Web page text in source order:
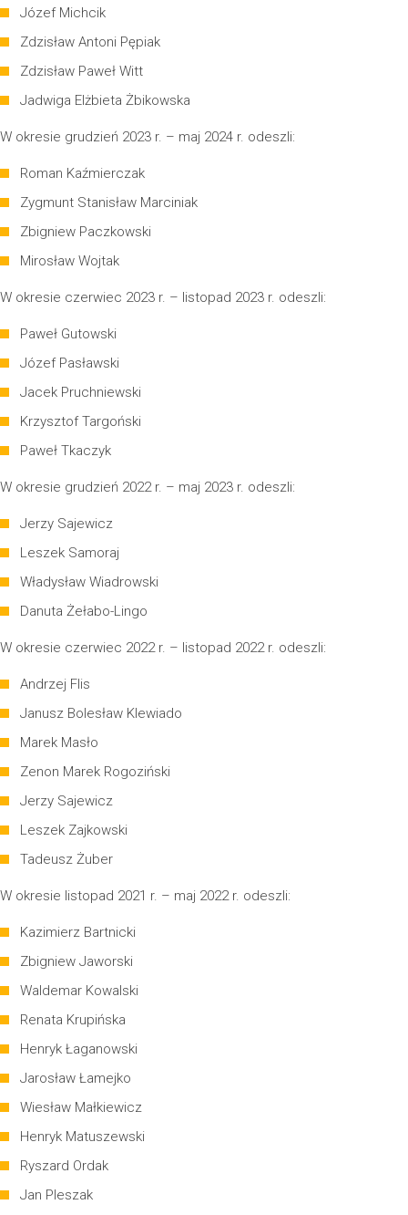
Józef Michcik
Zdzisław Antoni Pępiak
Zdzisław Paweł Witt
Jadwiga Elżbieta Żbikowska
W okresie grudzień 2023 r. – maj 2024 r. odeszli:
Roman Kaźmierczak
Zygmunt Stanisław Marciniak
Zbigniew Paczkowski
Mirosław Wojtak
W okresie czerwiec 2023 r. – listopad 2023 r. odeszli:
Paweł Gutowski
Józef Pasławski
Jacek Pruchniewski
Krzysztof Targoński
Paweł Tkaczyk
W okresie grudzień 2022 r. – maj 2023 r. odeszli:
Jerzy Sajewicz
Leszek Samoraj
Władysław Wiadrowski
Danuta Żełabo-Lingo
W okresie czerwiec 2022 r. – listopad 2022 r. odeszli:
Andrzej Flis
Janusz Bolesław Klewiado
Marek Masło
Zenon Marek Rogoziński
Jerzy Sajewicz
Leszek Zajkowski
Tadeusz Żuber
W okresie listopad 2021 r. – maj 2022 r. odeszli:
Kazimierz Bartnicki
Zbigniew Jaworski
Waldemar Kowalski
Renata Krupińska
Henryk Łaganowski
Jarosław Łamejko
Wiesław Małkiewicz
Henryk Matuszewski
Ryszard Ordak
Jan Pleszak